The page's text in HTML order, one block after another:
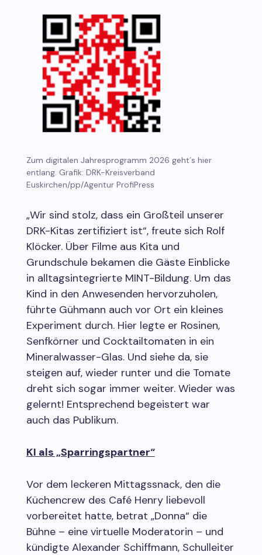
Zum digitalen Jahresprogramm 2026 geht´s hier
entlang. Grafik: DRK-Kreisverband
Euskirchen/pp/Agentur ProfiPress
„Wir sind stolz, dass ein Großteil unserer
DRK-Kitas zertifiziert ist“, freute sich Rolf
Klöcker. Über Filme aus Kita und
Grundschule bekamen die Gäste Einblicke
in alltagsintegrierte MINT-Bildung. Um das
Kind in den Anwesenden hervorzuholen,
führte Gühmann auch vor Ort ein kleines
Experiment durch. Hier legte er Rosinen,
Senfkörner und Cocktailtomaten in ein
Mineralwasser-Glas. Und siehe da, sie
steigen auf, wieder runter und die Tomate
dreht sich sogar immer weiter. Wieder was
gelernt! Entsprechend begeistert war
auch das Publikum.
KI als „Sparringspartner“
Vor dem leckeren Mittagssnack, den die
Küchencrew des Café Henry liebevoll
vorbereitet hatte, betrat „Donna“ die
Bühne – eine virtuelle Moderatorin – und
kündigte Alexander Schiffmann, Schulleiter